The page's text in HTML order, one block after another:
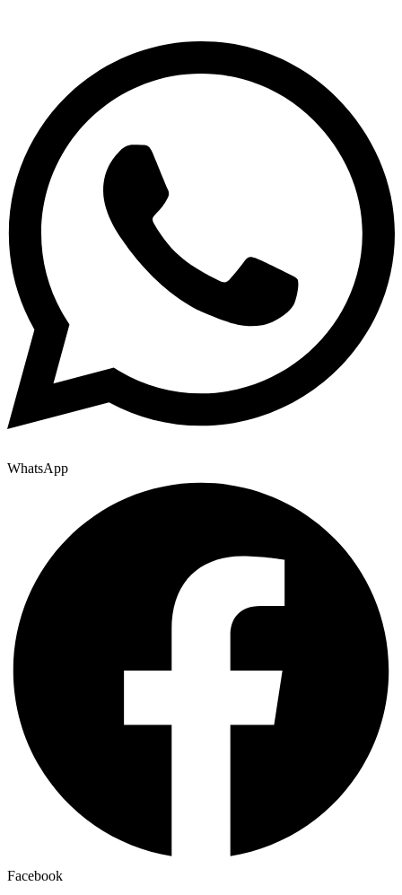
WhatsApp
Facebook